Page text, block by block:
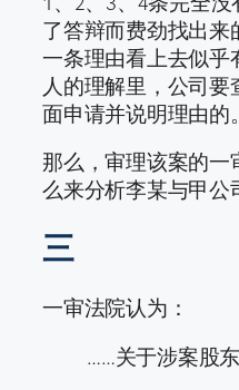
了答辩而费劲找出
一条理由看上去似乎
人的理解里，公司
面申请并说明理由的。
那么，审理该案的
么来分析李某与甲公
三
一审法院认为：
……关于涉案股